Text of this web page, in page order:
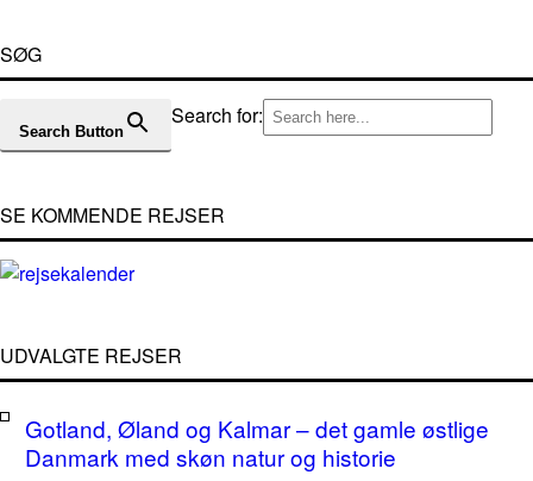
SØG
Search for:
Search Button
SE KOMMENDE REJSER
UDVALGTE REJSER
Gotland, Øland og Kalmar – det gamle østlige
Danmark med skøn natur og historie